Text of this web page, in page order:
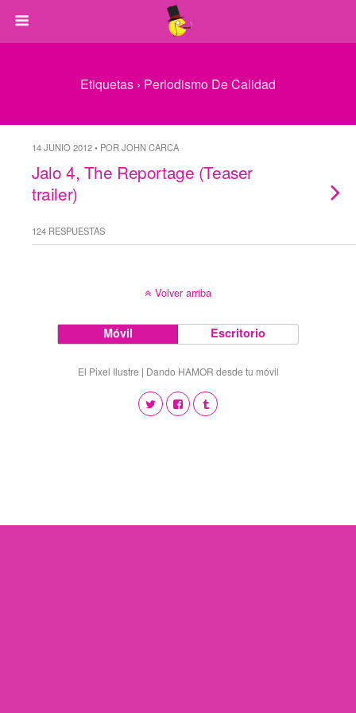
Etiquetas › Periodismo De Calidad
14 JUNIO 2012 • POR JOHN CARCA
Jalo 4, The Reportage (Teaser
trailer)
124 RESPUESTAS
Volver arriba
Móvil Escritorio
El Pixel Ilustre | Dando HAMOR desde tu móvil